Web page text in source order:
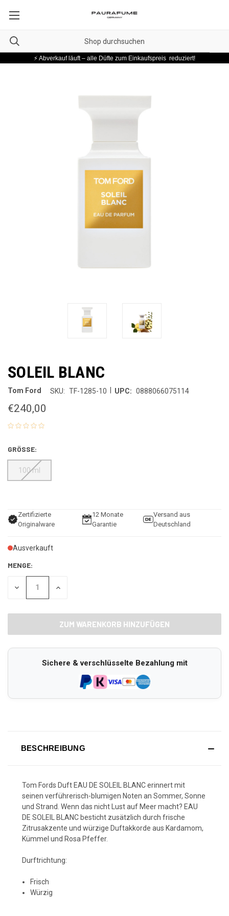
⚡ Abverkauf läuft – alle Düfte zum Einkaufspreis reduziert!
SOLEIL BLANC
Tom Ford SKU: TF-1285-10 UPC: 0888066075114
€240,00
GRÖSSE:
100 ml
Zertifizierte
Originalware
12 Monate
Garantie
Versand aus
Deutschland
Ausverkauft
MENGE:
MENGE
UNDEFINED
MENGE
Sichere & verschlüsselte Bezahlung mit
BESCHREIBUNG
Tom Fords Duft EAU DE SOLEIL BLANC erinnert mit
seinen verführerisch-blumigen Noten an Sommer, Sonne
und Strand. Wenn das nicht Lust auf Meer macht? EAU
DE SOLEIL BLANC besticht zusätzlich durch frische
Zitrusakzente und würzige Duftakkorde aus Kardamom,
Kümmel und Rosa Pfeffer.
Durftrichtung:
Frisch
Würzig